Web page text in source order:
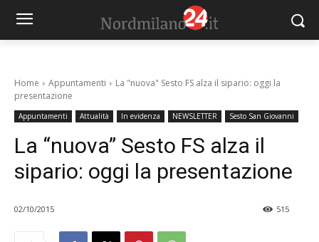
Home Appuntamenti
La "nuova" Sesto FS alza il sipario: oggi la
presentazione
Appuntamenti Attualità In evidenza NEWSLETTER Sesto San Giovanni
La “nuova” Sesto FS alza il
sipario: oggi la presentazione
02/10/2015 515